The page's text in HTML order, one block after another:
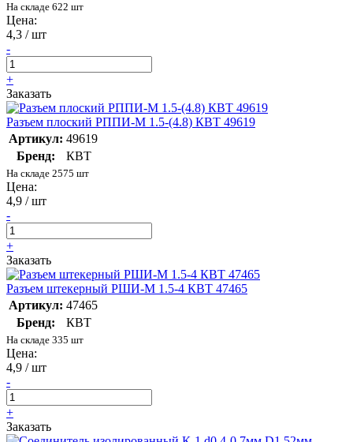
На складе 622 шт
Цена:
4,3 / шт
-
+
Заказать
Разъем плоский РППИ-М 1.5-(4.8) КВТ 49619
Артикул: 49619
Бренд:
КВТ
На складе 2575 шт
Цена:
4,9 / шт
-
+
Заказать
Разъем штекерный РШИ-М 1.5-4 КВТ 47465
Артикул: 47465
Бренд:
КВТ
На складе 335 шт
Цена:
4,9 / шт
-
+
Заказать